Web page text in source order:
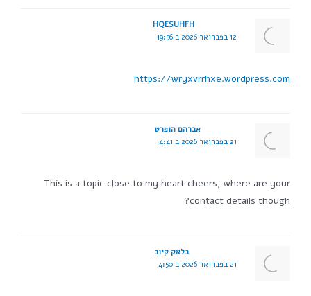
HQESUHFH
12 בפברואר 2026 ב 19:56
https://wryxvrrhxe.wordpress.com
אברהם הופרט
21 בפברואר 2026 ב 4:41
This is a topic close to my heart cheers, where are your
contact details though?
בלאק קיוב
21 בפברואר 2026 ב 4:50